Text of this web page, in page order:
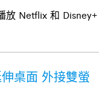
放 Netflix 和 Disney+
桌面 外接雙螢